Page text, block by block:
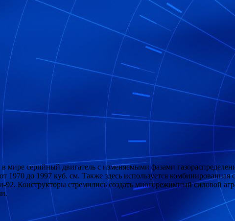
серийный двигатель с изменяемыми фазами
1970 до 1997 куб. см. Также здесь используется
92. Конструкторы стремились создать многорежимный силовой